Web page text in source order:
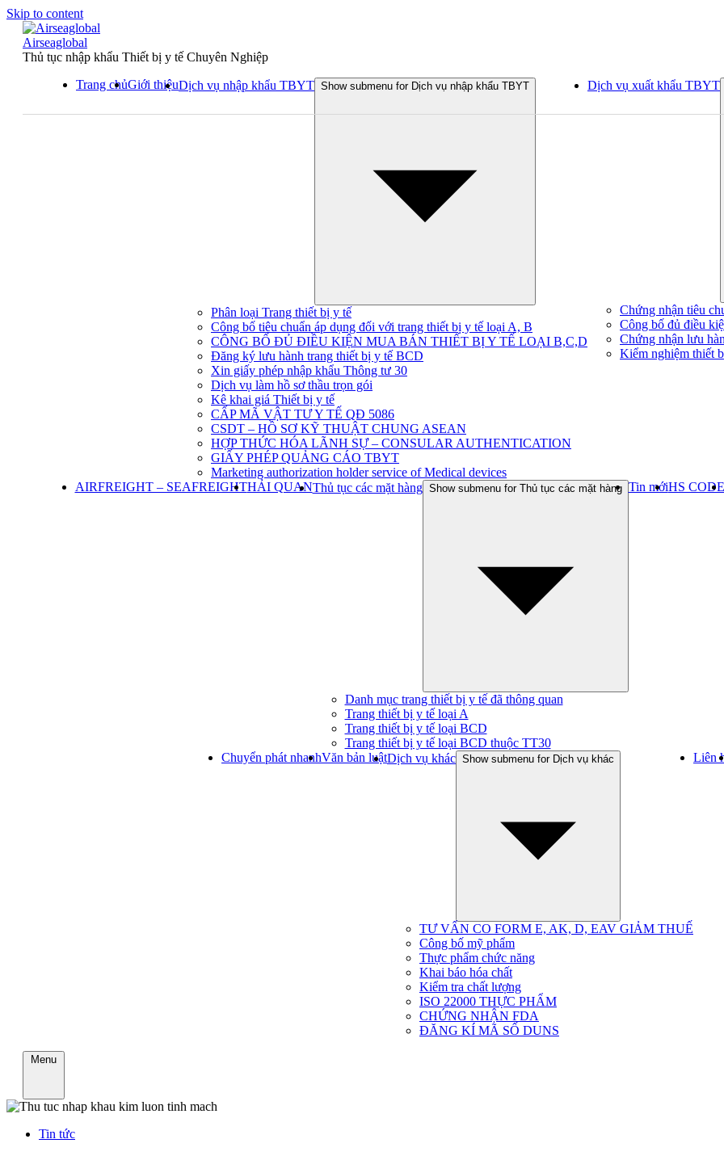
Skip to content
Airseaglobal
Thủ tục nhập khẩu Thiết bị y tế Chuyên Nghiệp
Trang chủGiới thiệuDịch vụ nhập khẩu TBYT Show submenu for Dịch vụ nhập khẩu TBYT
Phân loại Trang thiết bị y tế
Công bố tiêu chuẩn áp dụng đối với trang thiết bị y tế loại A, B
CÔNG BỐ ĐỦ ĐIỀU KIỆN MUA BÁN THIẾT BỊ Y TẾ LOẠI B,C,D
Đăng ký lưu hành trang thiết bị y tế BCD
Xin giấy phép nhập khẩu Thông tư 30
Dịch vụ làm hồ sơ thầu trọn gói
Kê khai giá Thiết bị y tế
CẤP MÃ VẬT TƯ Y TẾ QĐ 5086
CSDT – HỒ SƠ KỸ THUẬT CHUNG ASEAN
HỢP THỨC HÓA LÃNH SỰ – CONSULAR AUTHENTICATION
GIẤY PHÉP QUẢNG CÁO TBYT
Marketing authorization holder service of Medical devices
Dịch vụ xuất khẩu TBYT
Chứng nhận tiêu
Công bố đủ điều
Chứng nhận lưu
Kiểm nghiệm thiết
AIRFREIGHT – SEAFREIGHTHẢI QUANThủ tục các mặt hàng Show submenu for Thủ tục các mặt hàng
Danh mục trang thiết bị y tế đã thông quan
Trang thiết bị y tế loại A
Trang thiết bị y tế loại BCD
Trang thiết bị y tế loại BCD thuộc TT30
Tin mớiHS CODE
Chuyển phát nhanhVăn bản luậtDịch vụ khác Show submenu for Dịch vụ khác
TƯ VẤN CO FORM E, AK, D, EAV GIẢM THUẾ
Công bố mỹ phẩm
Thực phẩm chức năng
Khai báo hóa chất
Kiểm tra chất lượng
ISO 22000 THỰC PHẨM
CHỨNG NHẬN FDA
ĐĂNG KÍ MÃ SỐ DUNS
Liên
Menu
Tin tức